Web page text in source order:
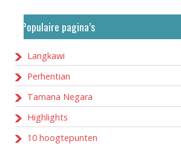
Populaire pagina’s
Langkawi
Perhentian
Tamana Negara
Highlights
10 hoogtepunten